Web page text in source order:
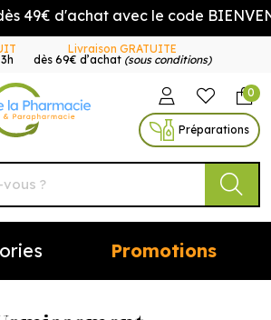
d'achat avec le code
Livraison GRATUITE
dès 69€ d’achat (sous conditions)
Autour de la Pharmacie
0
Préparations
Promotions